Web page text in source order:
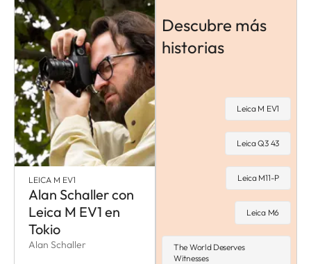
LEICA M EV1
Alan Schaller con
Leica M EV1 en
Tokio
Alan Schaller
Descubre más
historias
Leica M EV1
Leica Q3 43
Leica M11-P
Leica M6
The World Deserves
Witnesses